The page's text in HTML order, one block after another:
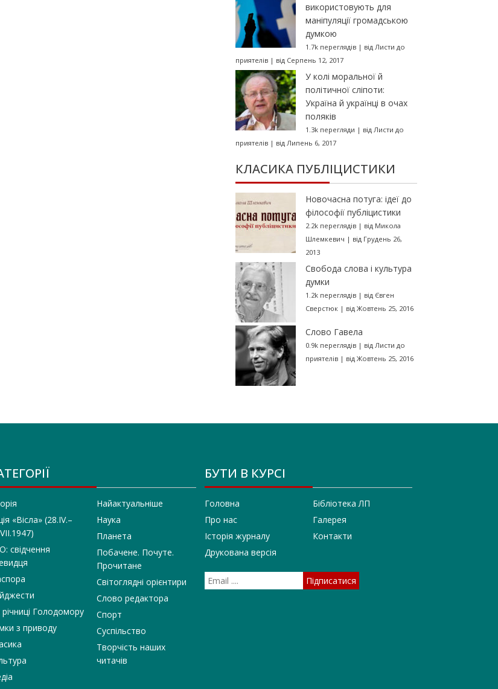
використовують для
маніпуляції громадською
думкою
1.7k переглядів| від Листи до
приятелів| від Серпень 12, 2017
У колі моральної й
політичної сліпоти:
Україна й українці в очах
поляків
1.3k перегляди | від Листи до
приятелів| від Липень 6, 2017
КЛАСИКА ПУБЛІЦИСТИКИ
Новочасна потуга: ідеї до
філософії публіцистики
2.2k переглядів| від Микола
Шлемкевич | від Грудень 26,
2013
Свобода слова і культура
думки
1.2k переглядів| від Євген
Сверстюк| від Жовтень 25, 2016
Слово Гавела
0.9k переглядів| від Листи до
приятелів| від Жовтень 25, 2016
«Вісла» (28.IV.–
свідчення
Голодомору
з приводу
Найактуальніше
Наука
Планета
Побачене. Почуте.
Прочитане
Світоглядні орієнтири
Слово редактора
Спорт
Суспільство
Творчість наших
читачів
БУТИ В КУРСІ
Головна
Про нас
Історія журналу
Друкована версія
Бібліотека ЛП
Галерея
Контакти